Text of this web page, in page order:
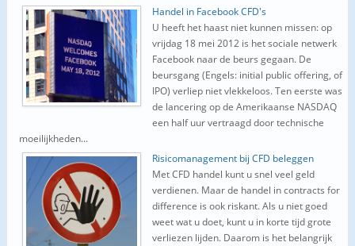
Handel in Facebook CFD's
U heeft het haast niet kunnen missen: op
vrijdag 18 mei 2012 is het sociale netwerk
Facebook naar de beurs gegaan. De
beursgang (Engels: initial public offering, of
IPO) verliep niet vlekkeloos. Ten eerste was
de lancering op de Amerikaanse NASDAQ
een half uur vertraagd door technische
moeilijkheden...
Risicomanagement bij CFD beleggen
Met CFD handel kunt u snel veel geld
verdienen. Maar de handel in contracts for
difference is ook riskant. Als u niet goed
weet wat u doet, kunt u in korte tijd grote
verliezen lijden. Daarom is het belangrijk